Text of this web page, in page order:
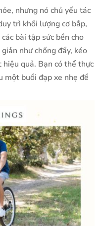
nhưng nó chủ yếu tác
trì khối lượng cơ bắp,
bài tập sức bền cho
như chống đẩy, kéo
quả. Bạn có thể thực
một buổi đạp xe nhẹ để